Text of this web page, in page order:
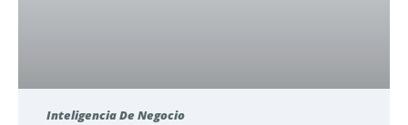
Inteligencia De Negocio